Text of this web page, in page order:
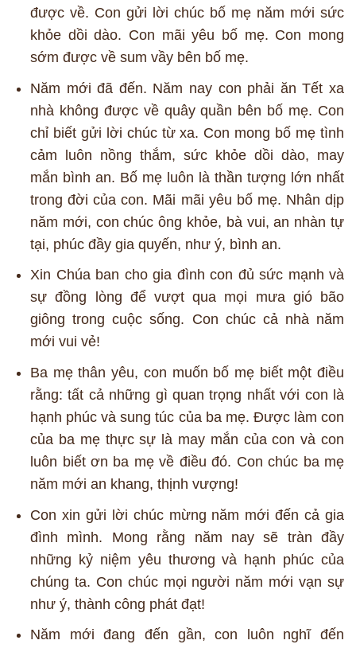
được về. Con gửi lời chúc bố mẹ năm mới sức
khỏe dồi dào. Con mãi yêu bố mẹ. Con mong
sớm được về sum vầy bên bố mẹ.
Năm mới đã đến. Năm nay con phải ăn Tết xa
nhà không được về quây quần bên bố mẹ. Con
chỉ biết gửi lời chúc từ xa. Con mong bố mẹ tình
cảm luôn nồng thắm, sức khỏe dồi dào, may
mắn bình an. Bố mẹ luôn là thần tượng lớn nhất
trong đời của con. Mãi mãi yêu bố mẹ. Nhân dịp
năm mới, con chúc ông khỏe, bà vui, an nhàn tự
tại, phúc đầy gia quyến, như ý, bình an.
Xin Chúa ban cho gia đình con đủ sức mạnh và
sự đồng lòng để vượt qua mọi mưa gió bão
giông trong cuộc sống. Con chúc cả nhà năm
mới vui vẻ!
Ba mẹ thân yêu, con muốn bố mẹ biết một điều
rằng: tất cả những gì quan trọng nhất với con là
hạnh phúc và sung túc của ba mẹ. Được làm con
của ba mẹ thực sự là may mắn của con và con
luôn biết ơn ba mẹ về điều đó. Con chúc ba mẹ
năm mới an khang, thịnh vượng!
Con xin gửi lời chúc mừng năm mới đến cả gia
đình mình. Mong rằng năm nay sẽ tràn đầy
những kỷ niệm yêu thương và hạnh phúc của
chúng ta. Con chúc mọi người năm mới vạn sự
như ý, thành công phát đạt!
Năm mới đang đến gần, con luôn nghĩ đến